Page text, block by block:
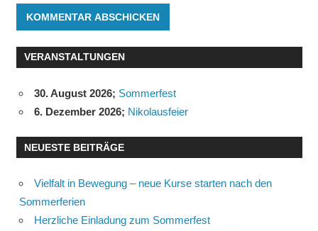
VERANSTALTUNGEN
30. August 2026; Sommerfest
6. Dezember 2026; Nikolausfeier
NEUESTE BEITRÄGE
Vielfalt in Bewegung – neue Kurse starten nach den
Sommerferien
Herzliche Einladung zum Sommerfest